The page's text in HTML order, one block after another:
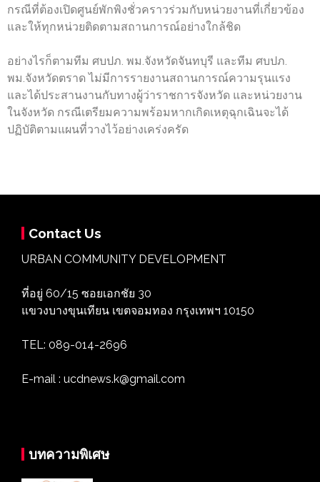
กรณีที่ต้องเปิดศูนย์พักพิงชั่วคราวร่วมกับหน่วยงานที่เกี่ยวข้อง
และให้ทุกหน่วยติดตามสถานการณ์อย่างใกล้ชิด
อย่างไรก็ตามทีม ศบปภ. พม.จังหวัดจันทบุรี และทีม ศบปภ.
พม.จังหวัดตราด ไม่มีการรายงานสถานการณ์ความรุนแรง
และได้ประสานงานกับทางผู้ว่าราชการจังหวัด และหน่วยงาน
ในจังหวัด กรณีเตรียมความพร้อมหากเกิดเหตุฉุกเฉินจะได้
ปฏิบัติตามแผนที่วางไว้อย่างเคร่งครัด
Contact Us
URBAN COMMUNITY DEVELOPMENT
ที่อยู่ 60/15 ซอยเอกชัย 30
แขวงบางขุนเทียน เขตจอมทอง กรุงเทพฯ 10150
TEL: 089-014-2696
E-mail : ucdnews.k@gmail.com
บทความพิเศษ